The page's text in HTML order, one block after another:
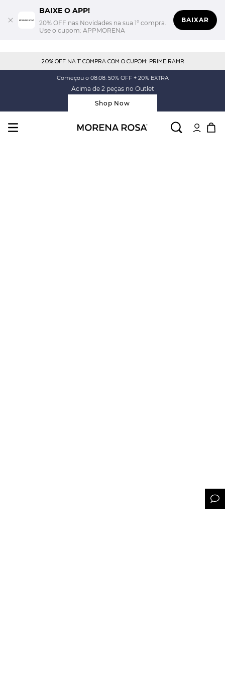
BAIXE O APP!
20% OFF nas Novidades na sua 1° compra.
Use o cupom: APPMORENA
BAIXAR
20% OFF NA 1° COMPRA COM O CUPOM: PRIMEIRAMR
Começou o 08.08: 50% OFF + 20% EXTRA
Acima de 2 peças no Outlet
Shop Now